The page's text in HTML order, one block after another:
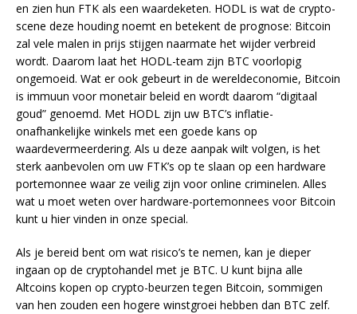
en zien hun FTK als een waardeketen. HODL is wat de crypto-
scene deze houding noemt en betekent de prognose: Bitcoin
zal vele malen in prijs stijgen naarmate het wijder verbreid
wordt. Daarom laat het HODL-team zijn BTC voorlopig
ongemoeid. Wat er ook gebeurt in de wereldeconomie, Bitcoin
is immuun voor monetair beleid en wordt daarom “digitaal
goud” genoemd. Met HODL zijn uw BTC’s inflatie-
onafhankelijke winkels met een goede kans op
waardevermeerdering. Als u deze aanpak wilt volgen, is het
sterk aanbevolen om uw FTK’s op te slaan op een hardware
portemonnee waar ze veilig zijn voor online criminelen. Alles
wat u moet weten over hardware-portemonnees voor Bitcoin
kunt u hier vinden in onze special.
Als je bereid bent om wat risico’s te nemen, kan je dieper
ingaan op de cryptohandel met je BTC. U kunt bijna alle
Altcoins kopen op crypto-beurzen tegen Bitcoin, sommigen
van hen zouden een hogere winstgroei hebben dan BTC zelf.